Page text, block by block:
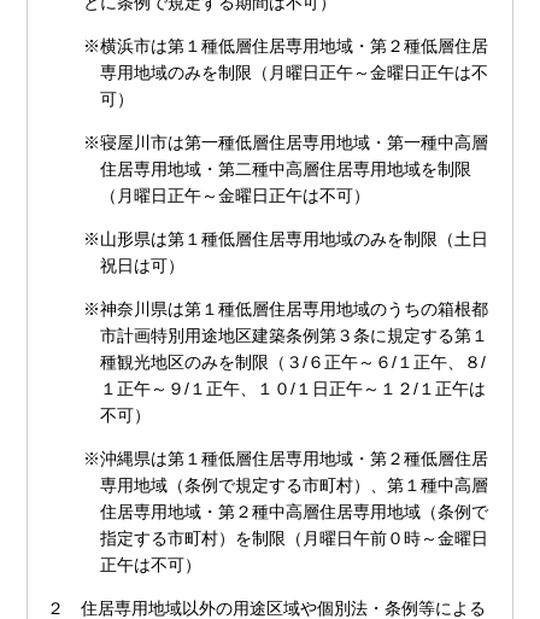
※横浜市は第１種低層住居専用地域・第２種低層住居
専用地域のみを制限（月曜日正午～金曜日正午は不
可）
※寝屋川市は第一種低層住居専用地域・第一種中高層
住居専用地域・第二種中高層住居専用地域を制限
（月曜日正午～金曜日正午は不可）
※山形県は第１種低層住居専用地域のみを制限（土日
祝日は可）
※神奈川県は第１種低層住居専用地域のうちの箱根都
市計画特別用途地区建築条例第３条に規定する第１
種観光地区のみを制限（３/６正午～６/１正午、８/
１正午～９/１正午、１０/１日正午～１２/１正午は
不可）
※沖縄県は第１種低層住居専用地域・第２種低層住居
専用地域（条例で規定する市町村）、第１種中高層
住居専用地域・第２種中高層住居専用地域（条例で
指定する市町村）を制限（月曜日午前０時～金曜日
正午は不可）
２ 住居専用地域以外の用途区域や個別法・条例等による